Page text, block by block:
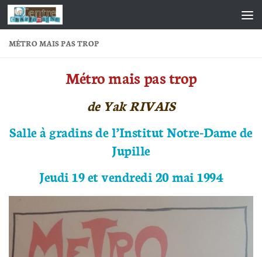
Skip to content
MÉTRO MAIS PAS TROP
Métro mais pas trop
de Yak RIVAIS
Salle à gradins de l’Institut Notre-Dame de
Jupille
Jeudi 19 et vendredi 20 mai 1994